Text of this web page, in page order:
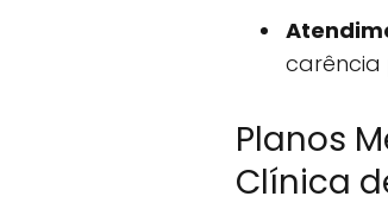
carência
Planos
Clínica